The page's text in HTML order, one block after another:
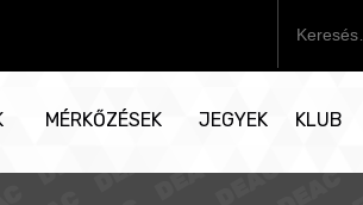
r
MÉRKŐZÉSEK JEGYEK KLUB